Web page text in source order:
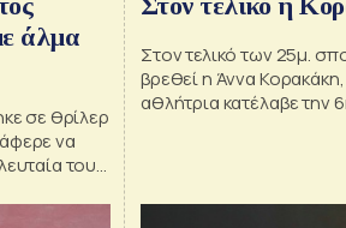
άλμα
σε θρίλερ
να
του
Στον τελικό των 25μ.
βρεθεί η Άννα
αθλήτρια κατέλαβε την